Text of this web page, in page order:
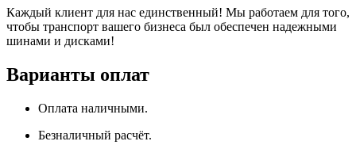
Каждый клиент для нас единственный! Мы работаем для того,
чтобы транспорт вашего бизнеса был обеспечен надежными
шинами и дисками!
Варианты оплат
Оплата наличными.
Безналичный расчёт.